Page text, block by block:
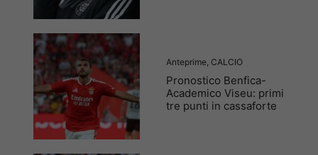
Anteprime, CALCIO
Pronostico Benfica-
Academico Viseu: primi
tre punti in cassaforte